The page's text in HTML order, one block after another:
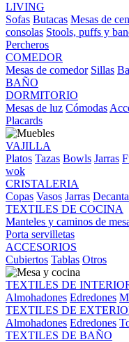
LIVING
Sofas Butacas Mesas de
consolas Stools, puffs y
Percheros
COMEDOR
Mesas de comedor Sillas
BAÑO
DORMITORIO
Mesas de luz Cómodas
Placards
VAJILLA
Platos Tazas Bowls Jarras
wok
CRISTALERIA
Copas Vasos Jarras
TEXTILES DE COCINA
Manteles y caminos de
Porta servilletas
ACCESORIOS
Cubiertos Tablas Otros
TEXTILES DE
Almohadones Edredones
TEXTILES DE
Almohadones Edredones
TEXTILES DE BAÑO